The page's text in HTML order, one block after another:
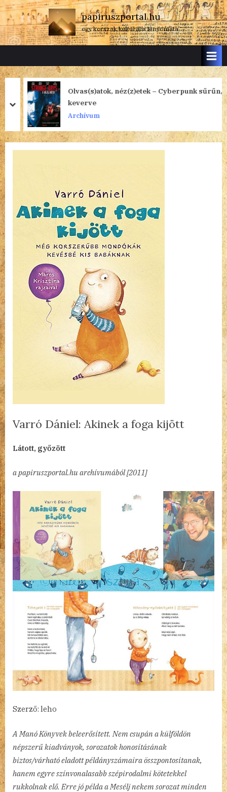
Skip
to
content
papiruszportal.hu
egy korszak kulturális lenyomata
Olvas(s)atok, néz(z)etek – Cyberpunk sűrűn,
keverve
Archívum
prev
next
Varró Dániel: Akinek a foga kijött
on
a
Látott, győzött
a papiruszportal.hu archívumából [2011]
Szerző: leho
A Manó Könyvek beleerősített. Nem csupán a külföldön
népszerű kiadványok, sorozatok honosításának
biztos/várható eladott példányszámaira összpontosítanak,
hanem egyre színvonalasabb szépirodalmi kötetekkel
rukkolnak elő. Erre jó példa a Mesélj nekem sorozat minden